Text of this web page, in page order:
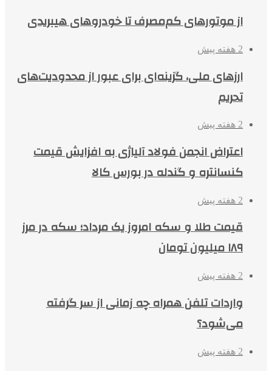
از موتورهای کم‌مصرف تا خودروهای هیبریدی
2 هفته پیش
ارزهای ملی، گزینه‌ای برای عبور از محدودیت‌های
تحریم
2 هفته پیش
اعتراض انجمن فولاد آلیاژی به افزایش قیمت
کنسانتره و گندله در بورس کالا
2 هفته پیش
قیمت طلا و سکه امروز یک مرداد؛ سکه در مرز
۱۸۹ میلیون تومان
2 هفته پیش
واردات تلفن همراه چه زمانی از سر گرفته
می‌شود؟
2 هفته پیش